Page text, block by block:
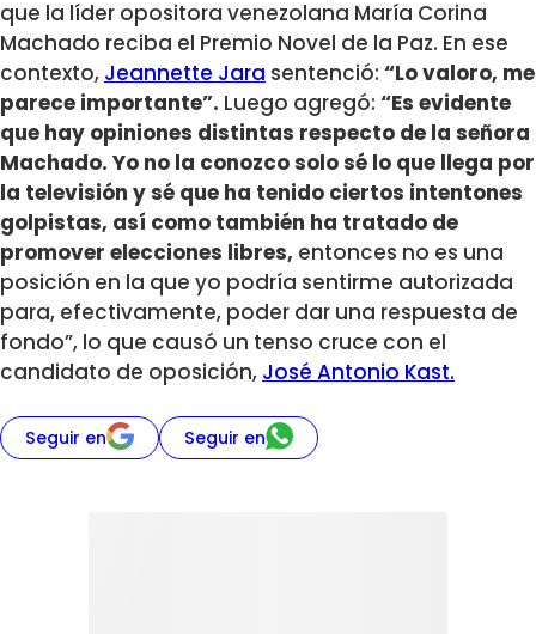
que la líder opositora venezolana María Corina
Machado reciba el Premio Novel de la Paz. En ese
contexto, Jeannette Jara sentenció: “Lo valoro, me
parece importante”. Luego agregó: “Es evidente
que hay opiniones distintas respecto de la señora
Machado. Yo no la conozco solo sé lo que llega por
la televisión y sé que ha tenido ciertos intentones
golpistas, así como también ha tratado de
promover elecciones libres, entonces no es una
posición en la que yo podría sentirme autorizada
para, efectivamente, poder dar una respuesta de
fondo”, lo que causó un tenso cruce con el
candidato de oposición, José Antonio Kast.
Seguir en Seguir en